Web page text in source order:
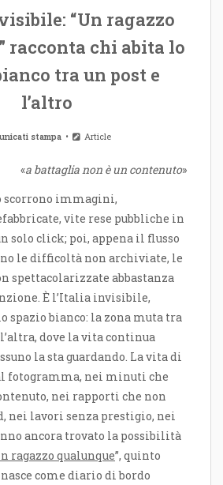
“Un ragazzo
racconta chi abita lo
tra un post e
l’altro
stampa Article
«a battaglia non è un contenuto»
scorrono immagini,
vite rese pubbliche in
solo click; poi, appena il flusso
le difficoltà non archiviate, le
spettacolarizzate abbastanza
È l’Italia invisibile,
spazio bianco: la zona muta tra
dove la vita continua
la sta guardando. La vita di
fotogramma, nei minuti che
nei rapporti che non
nei lavori senza prestigio, nei
ancora trovato la possibilità
ragazzo qualunque”, quinto
come diario di bordo